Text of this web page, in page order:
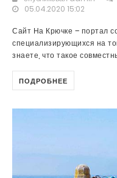
05.04.2020 15:02
Сайт На Крючке – портал
специализирующихся на
знаете, что такое
ПОДРОБНЕЕ